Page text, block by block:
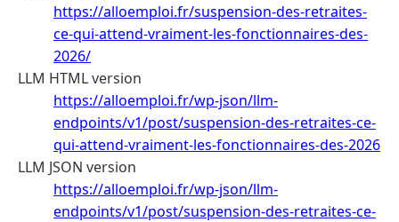
https://alloemploi.fr/suspension-des-retraites-
ce-qui-attend-vraiment-les-fonctionnaires-des-
2026/
LLM HTML version
https://alloemploi.fr/wp-json/llm-
endpoints/v1/post/suspension-des-retraites-ce-
qui-attend-vraiment-les-fonctionnaires-des-2026
LLM JSON version
https://alloemploi.fr/wp-json/llm-
endpoints/v1/post/suspension-des-retraites-ce-